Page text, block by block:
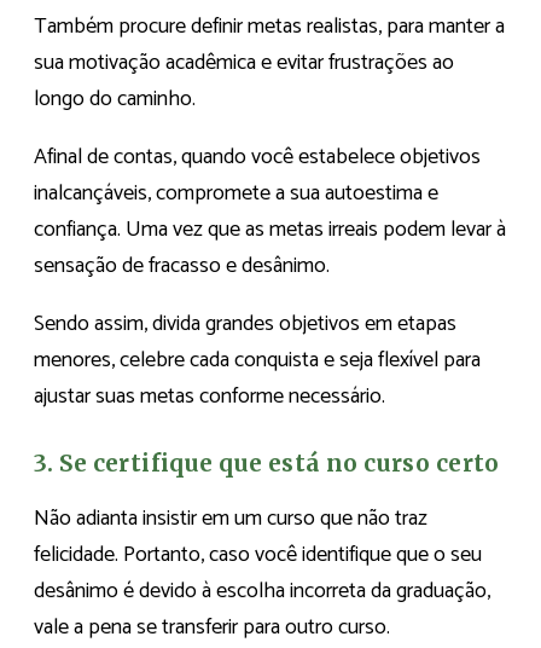
Também procure definir metas realistas, para manter a
sua motivação acadêmica e evitar frustrações ao
longo do caminho.
Afinal de contas, quando você estabelece objetivos
inalcançáveis, compromete a sua autoestima e
confiança. Uma vez que as metas irreais podem levar à
sensação de fracasso e desânimo.
Sendo assim, divida grandes objetivos em etapas
menores, celebre cada conquista e seja flexível para
ajustar suas metas conforme necessário.
3. Se certifique que está no curso certo
Não adianta insistir em um curso que não traz
felicidade. Portanto, caso você identifique que o seu
desânimo é devido à escolha incorreta da graduação,
vale a pena se transferir para outro curso.